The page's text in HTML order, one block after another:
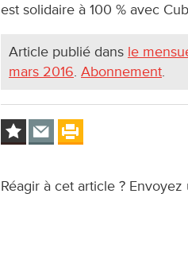
est solidaire à 100 % avec
Article publié dans le
mars 2016. Abonnement.
Réagir à cet article ?